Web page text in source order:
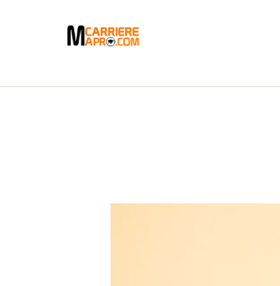
Accueil
A Propos